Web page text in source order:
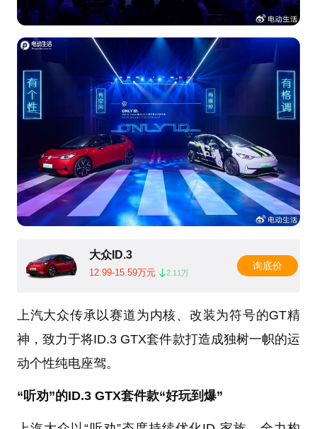
大众ID.3
12.99-15.59万元 2.11万
询底价
上汽大众传承以赛道为内核、改装为符号的GT精
神，致力于将ID.3 GTX套件款打造成独树一帜的运
动个性纯电座驾。
“听劝”的ID.3 GTX套件款“好玩到爆”